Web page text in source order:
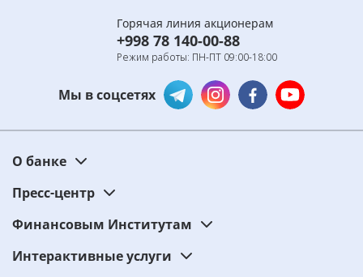
Горячая линия акционерам
+998 78 140-00-88
Режим работы: ПН-ПТ 09:00-18:00
Мы в соцсетях
О банке
Пресс-центр
Финансовым Институтам
Интерактивные услуги